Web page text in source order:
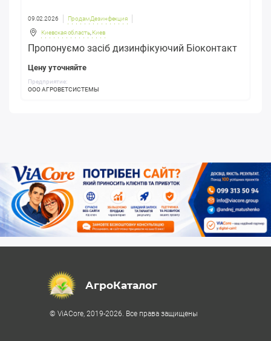
09.02.2026 Продам Дезинфекция
Киевская область, Киев
Пропонуємо засіб дизинфікуючий Біоконтакт
Цену уточняйте
Предприятие:
ООО АГРОВЕТСИСТЕМЫ
АгроКаталог
© ViACore, 2019-2026. Все права защищены